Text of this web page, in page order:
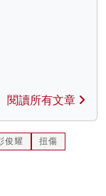
閱讀所有文章
俊耀
扭傷